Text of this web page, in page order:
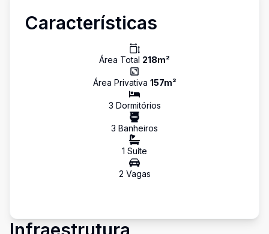
Características
Área Total 218m²
Área Privativa 157m²
3 Dormitórios
3 Banheiros
1 Suíte
2 Vagas